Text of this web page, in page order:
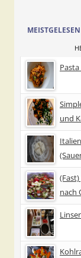
MEISTGELESEN
und
nach